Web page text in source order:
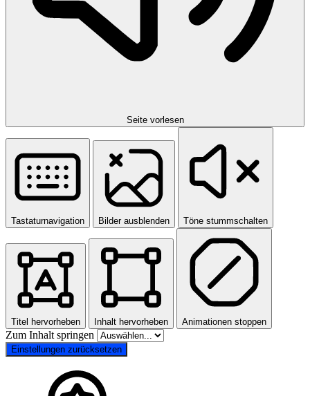
Seite vorlesen
Tastaturnavigation Bilder ausblenden Töne stummschalten
Titel hervorheben Inhalt hervorheben Animationen stoppen
Zum Inhalt springen
Einstellungen zurücksetzen